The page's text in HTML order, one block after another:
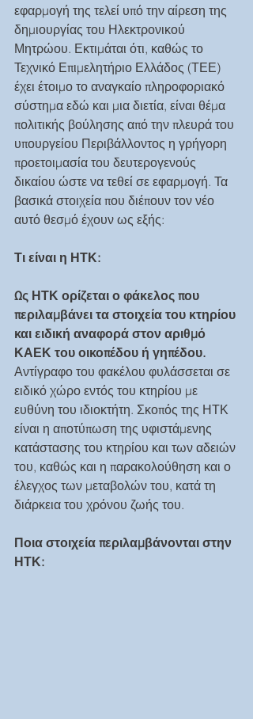
εφαρμογή της τελεί υπό την αίρεση της
δημιουργίας του Ηλεκτρονικού
Μητρώου. Εκτιμάται ότι, καθώς το
Τεχνικό Επιμελητήριο Ελλάδος (ΤΕΕ)
έχει έτοιμο το αναγκαίο πληροφοριακό
σύστημα εδώ και μια διετία, είναι θέμα
πολιτικής βούλησης από την πλευρά του
υπουργείου Περιβάλλοντος η γρήγορη
προετοιμασία του δευτερογενούς
δικαίου ώστε να τεθεί σε εφαρμογή. Τα
βασικά στοιχεία που διέπουν τον νέο
αυτό θεσμό έχουν ως εξής:
Τι είναι η ΗΤΚ:
Ως ΗΤΚ ορίζεται ο φάκελος που
περιλαμβάνει τα στοιχεία του κτηρίου
και ειδική αναφορά στον αριθμό
ΚΑΕΚ του οικοπέδου ή γηπέδου.
Αντίγραφο του φακέλου φυλάσσεται σε
ειδικό χώρο εντός του κτηρίου με
ευθύνη του ιδιοκτήτη. Σκοπός της ΗΤΚ
είναι η αποτύπωση της υφιστάμενης
κατάστασης του κτηρίου και των αδειών
του, καθώς και η παρακολούθηση και ο
έλεγχος των μεταβολών του, κατά τη
διάρκεια του χρόνου ζωής του.
Ποια στοιχεία περιλαμβάνονται στην
ΗΤΚ: